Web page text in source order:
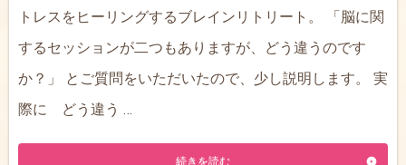
トレスをヒーリングするブレインリトリート。 「脳に関
するセッションが二つもありますが、どう違うのです
か？」 とご質問をいただいたので、少し説明します。 実
際に どう違う …
続きを読む